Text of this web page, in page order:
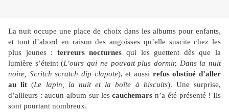
La nuit occupe une place de choix dans les albums pour enfants,
et tout d’abord en raison des angoisses qu’elle suscite chez les
plus jeunes : terreurs nocturnes qui les guettent dès que la
lumière s’éteint (L’ours qui ne pouvait plus dormir, Dans la nuit
noire, Scritch scratch dip clapote), et aussi refus obstiné d’aller
au lit (Le lapin, la nuit et la boîte à biscuits). Une surprise,
d’ailleurs : aucun album sur lescauchemars n’a été présenté ! Ils
sont pourtant nombreux.